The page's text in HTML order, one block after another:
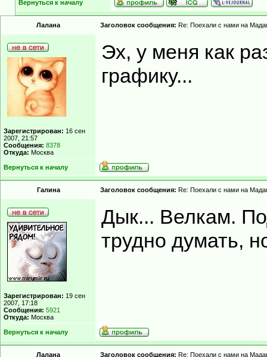
Вернуться к началу
Лалана Заголовок сообщения: Re: Поехали с нами на
Зарегистрирован: 16 сен
2007, 21:57
Сообщения: 8378
Откуда: Москва
Эх, у меня как
графику...
Вернуться к началу
Гaлинa Заголовок сообщения: Re: Поехали с нами на
Зарегистрирован: 19 сен
2007, 17:18
Сообщения: 5921
Откуда: Москва
Дык... Велкам.
трудно думать,
Вернуться к началу
Лалана Заголовок сообщения: Re: Поехали с нами на